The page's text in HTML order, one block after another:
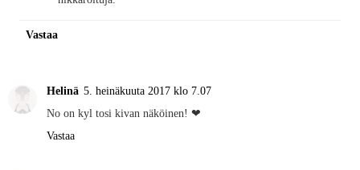
Vastaa
Helinä 5. heinäkuuta 2017 klo 7.07
No on kyl tosi kivan näköinen! ❤
Vastaa